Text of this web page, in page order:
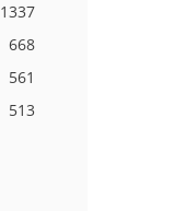
1337
668
561
513